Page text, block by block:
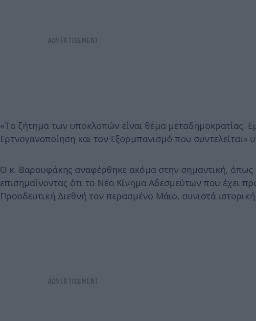
«Το ζήτημα των υποκλοπών είναι θέμα μεταδημοκρατίας.
Ερτνογανοποίηση και τον Εξορμπανισμό που
Ο κ. Βαρουφάκης αναφέρθηκε ακόμα στην σημαντική, όπως
επισημαίνοντας ότι το Νέο Κίνημα Αδεσμεύτων που έχει
Προοδευτική Διεθνή τον περασμένο Μάιο, συνιστά